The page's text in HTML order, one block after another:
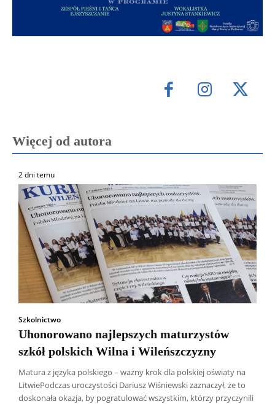
Więcej od autora
2 dni temu
Szkolnictwo
Uhonorowano najlepszych maturzystów
szkół polskich Wilna i Wileńszczyzny
Matura z języka polskiego – ważny krok dla polskiej oświaty na
LitwiePodczas uroczystości Dariusz Wiśniewski zaznaczył, że to
doskonała okazja, by pogratulować wszystkim, którzy przyczynili